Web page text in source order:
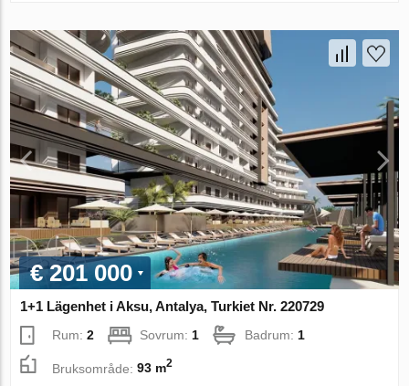
€ 201 000
1+1 Lägenhet i Aksu, Antalya, Turkiet Nr. 220729
Rum:2 Sovrum: 1 Badrum: 1
Bruksområde:93 m2